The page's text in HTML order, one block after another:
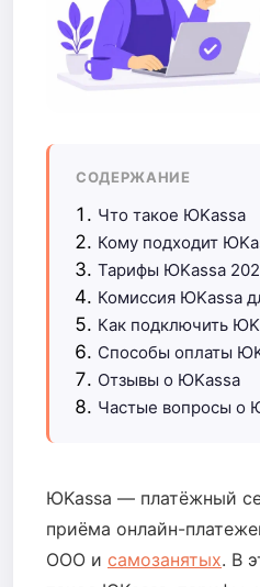
СОДЕРЖАНИЕ
Что такое ЮKassa
Кому подходит
Тарифы ЮKassa
Комиссия ЮKassa
Как подключить
Способы оплаты
Отзывы о ЮKassa
Частые вопросы о
ЮKassa — платёжный
приёма онлайн-
ООО и самозанятых. В